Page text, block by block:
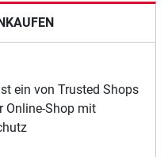
ein von Trusted Shops
Online-Shop mit